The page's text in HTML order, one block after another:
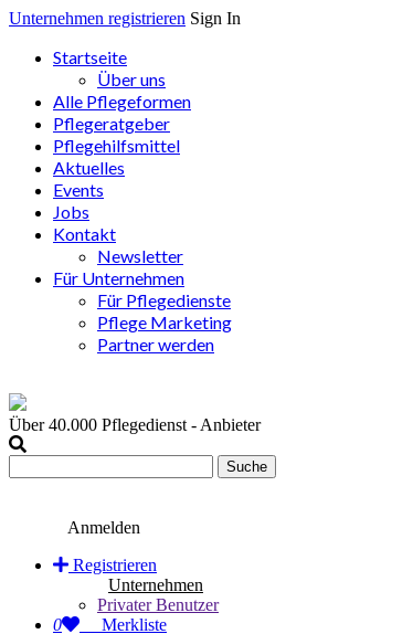
Unternehmen registrieren Sign In
Startseite
Über uns
Alle Pflegeformen
Pflegeratgeber
Pflegehilfsmittel
Aktuelles
Events
Jobs
Kontakt
Newsletter
Für Unternehmen
Für Pflegedienste
Pflege Marketing
Partner werden
Über 40.000 Pflegedienst - Anbieter
Suche
Anmelden
Registrieren
Unternehmen
Privater Benutzer
0
Merkliste